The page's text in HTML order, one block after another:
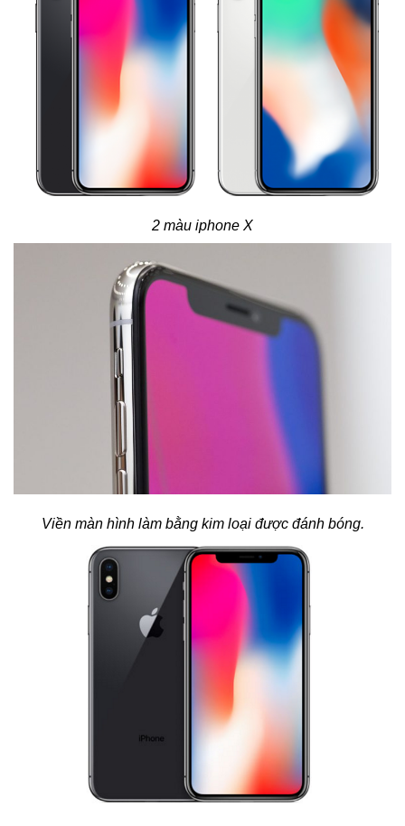
2 màu iphone X
Viền màn hình làm bằng kim loại được đánh bóng.